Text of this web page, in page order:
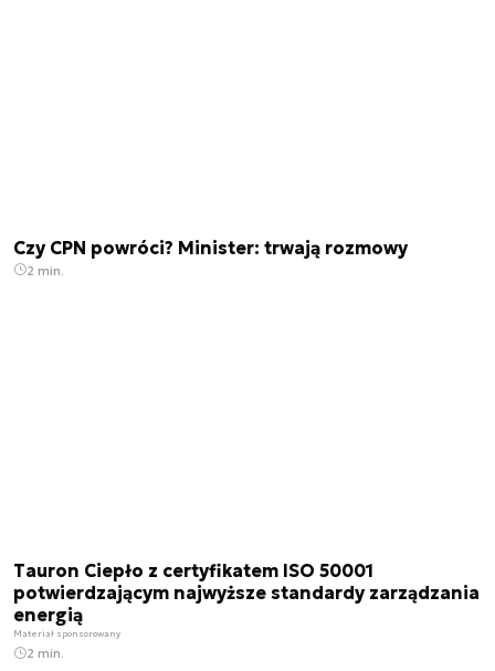
Czy CPN powróci? Minister: trwają rozmowy
2 min.
Tauron Ciepło z certyfikatem ISO 50001
potwierdzającym najwyższe standardy zarządzania
energią
Materiał sponsorowany
2 min.